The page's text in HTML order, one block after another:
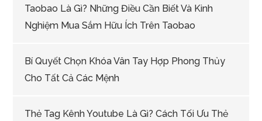
Taobao Là Gì? Những Điều Cần Biết Và Kinh
Nghiệm Mua Sắm Hữu Ích Trên Taobao
Bí Quyết Chọn Khóa Vân Tay Hợp Phong Thủy
Cho Tất Cả Các Mệnh
Thẻ Tag Kênh Youtube Là Gì? Cách Tối Ưu Thẻ